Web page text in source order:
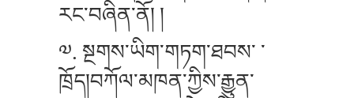
རང་བཞིན་ནོ། །
༧. སྔགས་ཡིག་གཏག་ཐབས་ ་
ཁྲོད།བཀོལ་མཁན་ཀྱིས་རྒྱུན་